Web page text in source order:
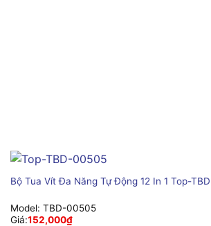
Bộ Tua Vít Đa Năng Tự Động 12 In 1 Top-
Model: TBD-00505
Giá:152,000₫